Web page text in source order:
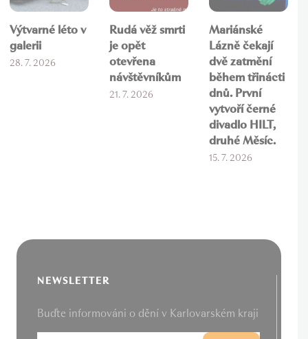
Výtvarné léto v
galerii
28. 7. 2026
Rudá věž smrti
je opět
otevřena
návštěvníkům
21. 7. 2026
Mariánské
Lázně čekají
dvě zatmění
během třinácti
dnů. První
vytvoří černé
divadlo HILT,
druhé Měsíc.
15. 7. 2026
NEWSLETTER
Buďte informováni o dění v Karlovarském kraji